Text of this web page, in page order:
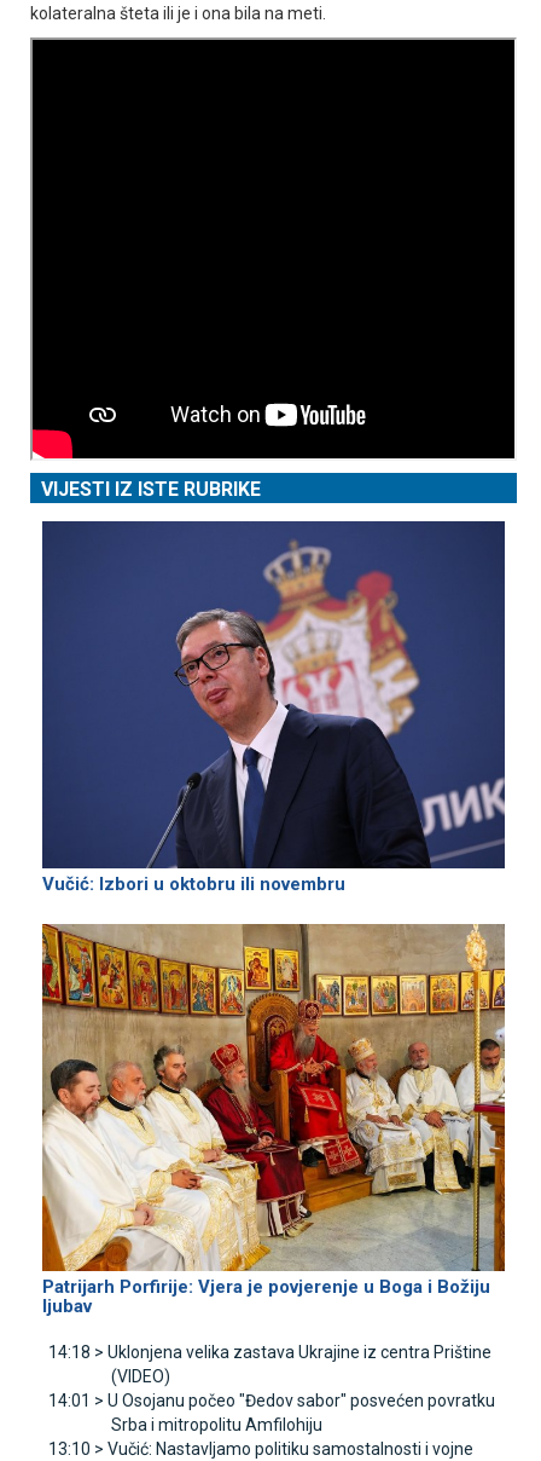
kolateralna šteta ili je i ona bila na meti.
VIJESTI IZ ISTE RUBRIKE
Vučić: Izbori u oktobru ili novembru
Patrijarh Porfirije: Vjera je povjerenje u Boga i Božiju
ljubav
14:18 > Uklonjena velika zastava Ukrajine iz centra Prištine
(VIDEO)
14:01 > U Osojanu počeo "Đedov sabor" posvećen povratku
Srba i mitropolitu Amfilohiju
13:10 > Vučić: Nastavljamo politiku samostalnosti i vojne